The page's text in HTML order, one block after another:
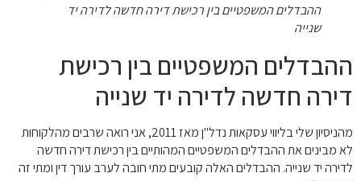
ההבדלים המשפטיים בין רכישת דירה חדשה לדירה יד
שנייה
ההבדלים המשפטיים בין רכישת
דירה חדשה לדירה יד שנייה
מהניסיון שלי בליווי עסקאות נדל"ן מאז 2011, אני רואה שרבים מהלקוחות
לא מבינים את ההבדלים המשפטיים המהותיים בין רכישת דירה חדשה
לדירה יד שנייה. ההבדלים האלה קובעים מתי חובה לערב עורך דין ומתי זה